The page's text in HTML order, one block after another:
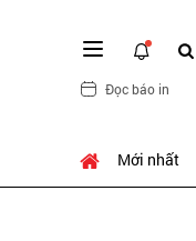
Đọc báo in
Mới nhất